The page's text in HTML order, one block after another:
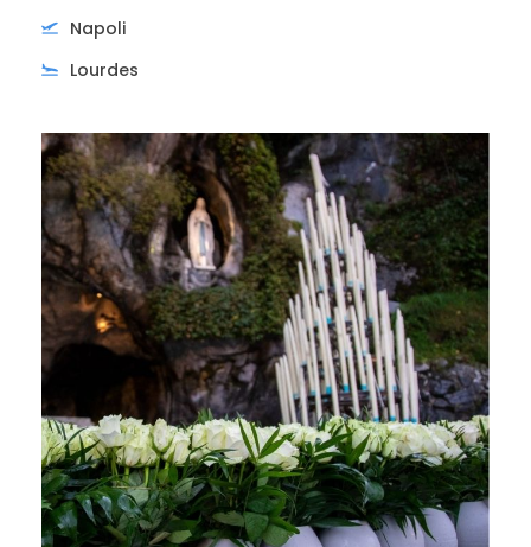
Napoli
Lourdes